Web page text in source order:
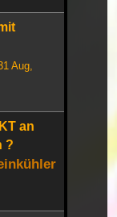
Aug,
an
?